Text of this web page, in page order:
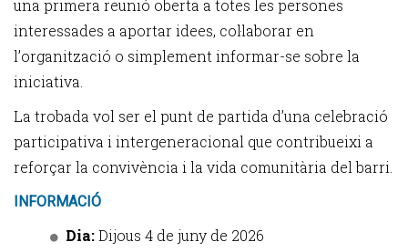
una primera reunió oberta a totes les persones
interessades a aportar idees, col·laborar en
l’organització o simplement informar-se sobre la
iniciativa.
La trobada vol ser el punt de partida d’una celebració
participativa i intergeneracional que contribueixi a
reforçar la convivència i la vida comunitària del barri.
INFORMACIÓ
Dia:Dijous 4 de juny de 2026